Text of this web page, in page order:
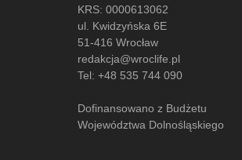
KRS: 0000613062
ul. Kwidzyńska 6E
51-416 Wrocław
redakcja@wroclife.pl
Tel: +48 535 744 090
Dofinansowano z Budżetu
Województwa Dolnośląskiego